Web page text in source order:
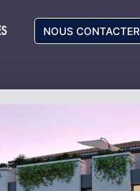
NOUS CONTACTER